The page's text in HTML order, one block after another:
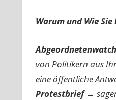
Warum und Wie
Abgeordnetenwatch
von Politikern aus
eine öffentliche
Protestbrief →